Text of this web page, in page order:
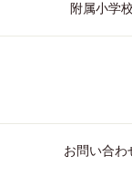
附属小学校
お問い合わ